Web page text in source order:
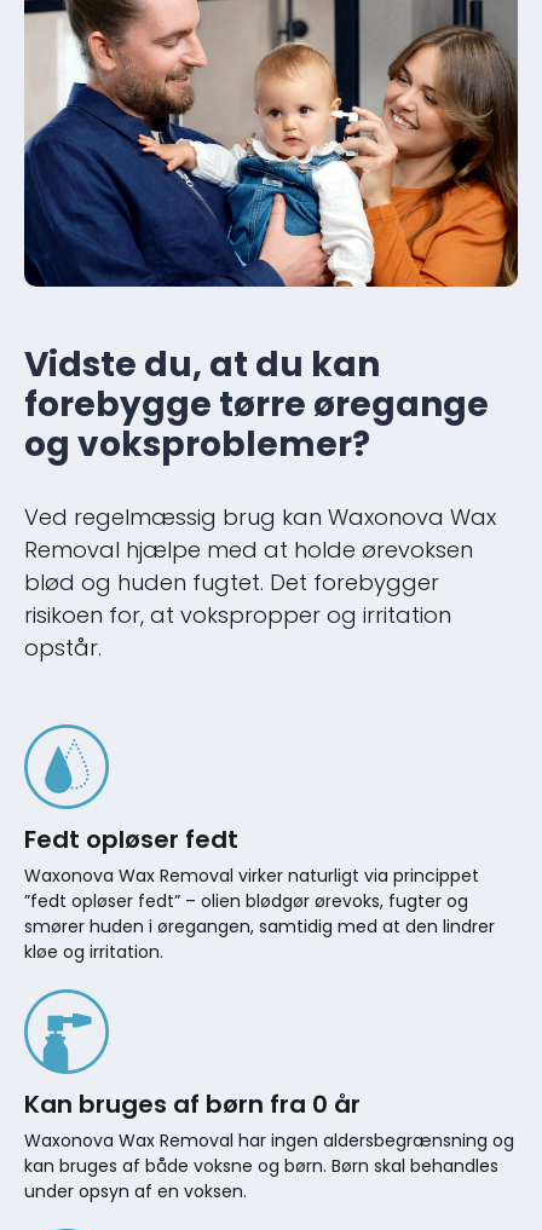
Vidste du, at du kan
forebygge tørre øregange
og voksproblemer?
Ved regelmæssig brug kan Waxonova Wax
Removal hjælpe med at holde ørevoksen
blød og huden fugtet. Det forebygger
risikoen for, at vokspropper og irritation
opstår.
Fedt opløser fedt
Waxonova Wax Removal virker naturligt via princippet
”fedt opløser fedt” – olien blødgør ørevoks, fugter og
smører huden i øregangen, samtidig med at den lindrer
kløe og irritation.
Kan bruges af børn fra 0 år
Waxonova Wax Removal har ingen aldersbegrænsning og
kan bruges af både voksne og børn. Børn skal behandles
under opsyn af en voksen.